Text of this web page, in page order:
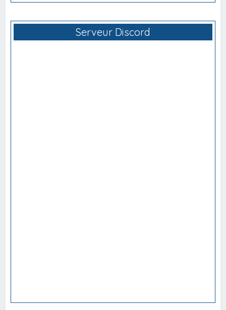
Serveur Discord